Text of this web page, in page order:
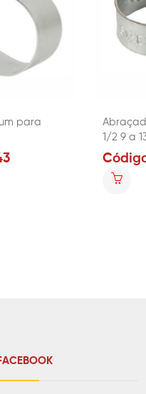
para
1/2 9 a